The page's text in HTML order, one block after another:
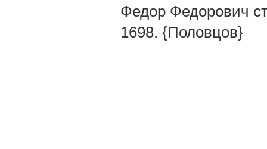
Федор Федорович
1698. {Половцов}